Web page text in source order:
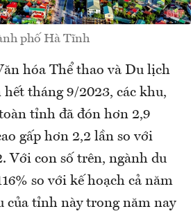
phố Hà Tĩnh
hóa Thể thao và Du lịch
tháng 9/2023, các khu,
tỉnh đã đón hơn 2,9
gấp hơn 2,2 lần so với
Với con số trên, ngành du
so với kế hoạch cả năm
của tỉnh này trong năm nay